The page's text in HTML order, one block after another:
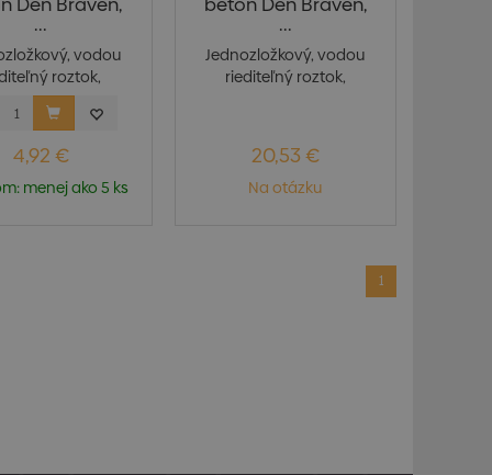
...
vodou
roztok,
účinnú h...
4,92 €
menej ako 5 ks
...
Jednozložkový, vodou
riediteľný roztok,
20,53 €
Na otázku
1